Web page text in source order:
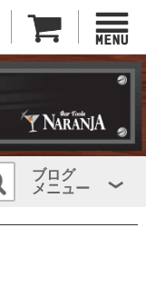
ブログ
メニュー